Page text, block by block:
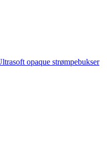
opaque strømpebukser